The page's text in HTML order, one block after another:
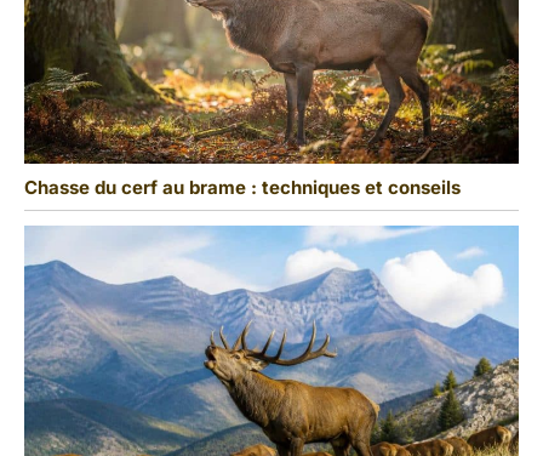
Chasse du cerf au brame : techniques et conseils